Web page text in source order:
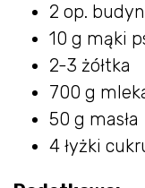
2 op.
10 g mąki
2-3 żółtka
700 g
50 g masła
4 łyżki